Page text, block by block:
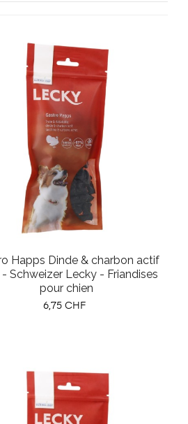
Happs Dinde & charbon actif
- Schweizer Lecky - Friandises
pour chien
Prix
6,75 CHF